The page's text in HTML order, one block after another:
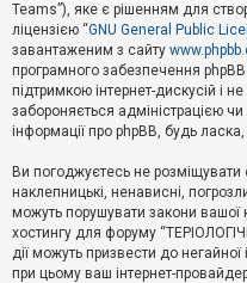
А
к
т
и
в
н
і
м
и
П
о
Teams”), яке є рішенням для
ліцензією “GNU General Public
завантаженим з сайту
програмного забезпечення phpBB
підтримкою інтернет-дискусій і
забороняється адміністрацією
інформації про phpBB, будь
Ви погоджуєтесь не розміщувати
наклепницькі, ненависні,
можуть порушувати закони вашої
хостингу для форуму
дії можуть призвести до
при цьому ваш інтернет-